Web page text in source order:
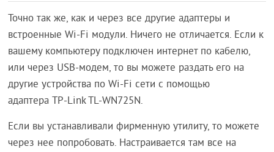
Точно так же, как и через все другие адаптеры и
встроенные Wi-Fi модули. Ничего не отличается. Если к
вашему компьютеру подключен интернет по кабелю,
или через USB-модем, то вы можете раздать его на
другие устройства по Wi-Fi сети с помощью
адаптера TP-Link TL-WN725N.
Если вы устанавливали фирменную утилиту, то можете
через нее попробовать. Настраивается там все на